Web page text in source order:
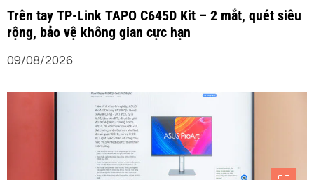
b
à
Trên tay TP-Link TAPO C645D Kit – 2 mắt, quét siêu
rộng, bảo vệ không gian cực hạn
09/08/2026